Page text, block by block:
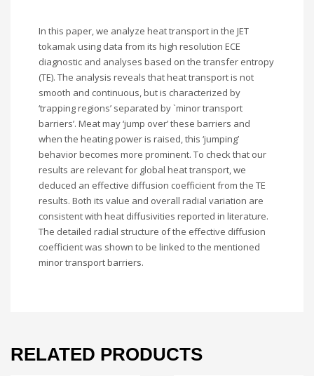
In this paper, we analyze heat transport in the JET
tokamak using data from its high resolution ECE
diagnostic and analyses based on the transfer entropy
(TE). The analysis reveals that heat transport is not
smooth and continuous, but is characterized by
‘trapping regions’ separated by `minor transport
barriers’. Meat may ‘jump over’ these barriers and
when the heating power is raised, this ‘jumping’
behavior becomes more prominent. To check that our
results are relevant for global heat transport, we
deduced an effective diffusion coefficient from the TE
results. Both its value and overall radial variation are
consistent with heat diffusivities reported in literature.
The detailed radial structure of the effective diffusion
coefficient was shown to be linked to the mentioned
minor transport barriers.
RELATED PRODUCTS